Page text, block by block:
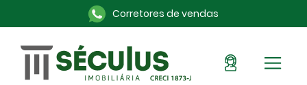
Corretores de vendas
Sou Cliente